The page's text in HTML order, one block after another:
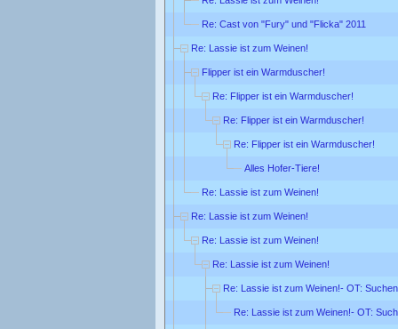
Re: Cast von "Fury" und "Flicka" 2011
Re: Lassie ist zum Weinen!
Flipper ist ein Warmduscher!
Re: Flipper ist ein Warmduscher!
Re: Flipper ist ein Warmduscher!
Re: Flipper ist ein Warmduscher!
Alles Hofer-Tiere!
Re: Lassie ist zum Weinen!
Re: Lassie ist zum Weinen!
Re: Lassie ist zum Weinen!
Re: Lassie ist zum Weinen!
Re: Lassie ist zum Weinen!- OT: Suchen
Re: Lassie ist zum Weinen!- OT: